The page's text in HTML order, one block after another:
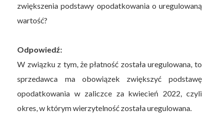
zwiększenia podstawy opodatkowania o uregulowaną
wartość?
Odpowiedź:
W związku z tym, że płatność została uregulowana, to
sprzedawca ma obowiązek zwiększyć podstawę
opodatkowania w zaliczce za kwiecień 2022, czyli
okres, w którym wierzytelność została uregulowana.